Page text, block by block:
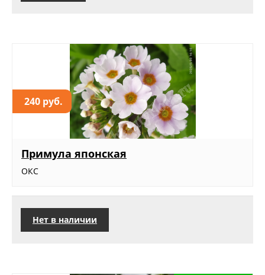
240 руб.
Примула японская
ОКС
Нет в наличии